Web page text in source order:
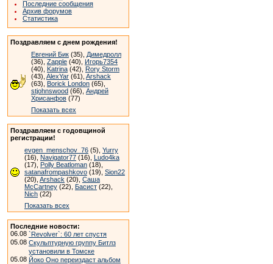
Последние сообщения
Архив форумов
Статистика
Поздравляем с днем рождения!
Евгений Бик (35), Димедролл
(36), Zapple (40), Игорь7354
(40), Katrina (42), Rory Storm
(43), AlexYar (61), Arshack
(63), Borick London (65),
stjohnswood (66), Андрей
Хрисанфов (77)
Показать всех
Поздравляем с годовщиной
регистрации!
evgen_menschov_76 (5), Yurry
(16), Navigator77 (16), Ludo4ka
(17), Polly Beatloman (18),
satanafrompashkovo (19), Sion22
(20), Arshack (20), Саша
McCartney (22), Басист (22),
Nich (22)
Показать всех
Последние новости:
06.08 `Revolver`: 60 лет спустя
05.08 Скульптурную группу Битлз
установили в Томске
05.08 Йоко Оно переиздаст альбом